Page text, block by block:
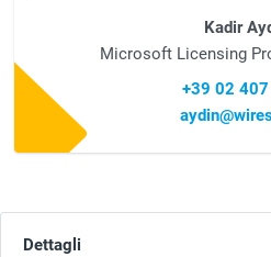
Kadir
Microsoft Licensing
+39 02
Dettagli